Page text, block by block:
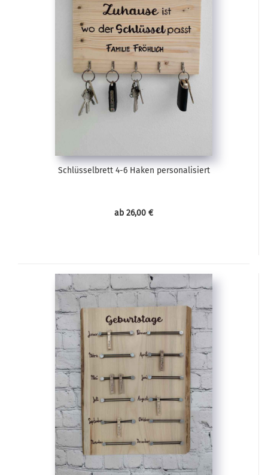
Schlüsselbrett 4-6 Haken personalisiert
ab 26,00 €